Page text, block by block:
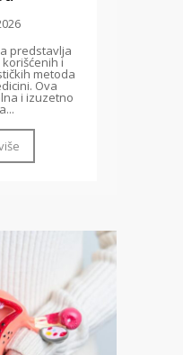
predstavlja
i
metoda
Ova
i izuzetno